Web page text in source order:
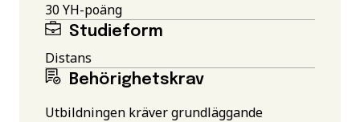
30 YH-poäng
Studieform
Distans
Behörighetskrav
Utbildningen kräver grundläggande